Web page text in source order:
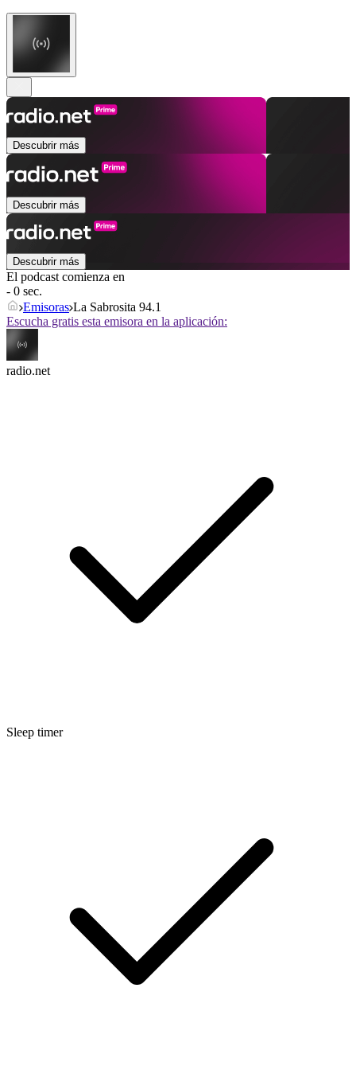
Descubrir más
Descubrir más
Descubrir más
El podcast comienza en
- 0 sec.
Emisoras La Sabrosita 94.1
Escucha gratis esta emisora en la aplicación:
radio.net
Sleep timer